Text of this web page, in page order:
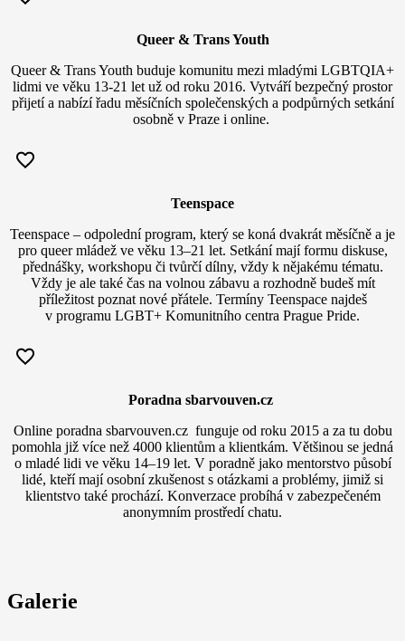
Queer & Trans Youth
Queer & Trans Youth buduje komunitu mezi mladými LGBTQIA+
lidmi ve věku 13-21 let už od roku 2016. Vytváří bezpečný prostor
přijetí a nabízí řadu měsíčních společenských a podpůrných setkání
osobně v Praze i online.
Teenspace
Teenspace – odpolední program, který se koná dvakrát měsíčně a je
pro queer mládež ve věku 13–21 let. Setkání mají formu diskuse,
přednášky, workshopu či tvůrčí dílny, vždy k nějakému tématu.
Vždy je ale také čas na volnou zábavu a rozhodně budeš mít
příležitost poznat nové přátele. Termíny Teenspace najdeš
v programu LGBT+ Komunitního centra Prague Pride.
Poradna sbarvouven.cz
Online poradna sbarvouven.cz funguje od roku 2015 a za tu dobu
pomohla již více než 4000 klientům a klientkám. Většinou se jedná
o mladé lidi ve věku 14–19 let. V poradně jako mentorstvo působí
lidé, kteří mají osobní zkušenost s otázkami a problémy, jimiž si
klientstvo také prochází. Konverzace probíhá v zabezpečeném
anonymním prostředí chatu.
Galerie